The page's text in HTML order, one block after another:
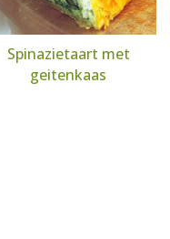
Spinazietaart met
geitenkaas